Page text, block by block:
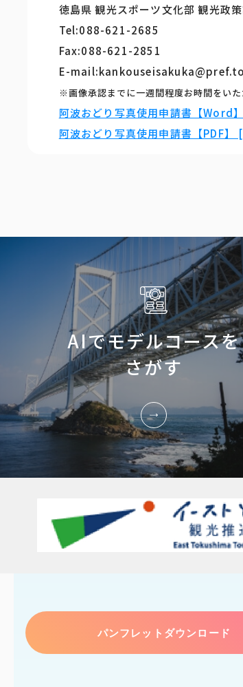
徳島県 観光スポーツ文化部 観光政
Tel:088-621-2685
Fax:088-621-2851
E-
※画像承認までに一週間程度お時間をい
阿波おどり写真使用申請書【Word
阿波おどり写真使用申請書【PDF】
AIでモデルコースを
さがす
パンフレットダウンロード